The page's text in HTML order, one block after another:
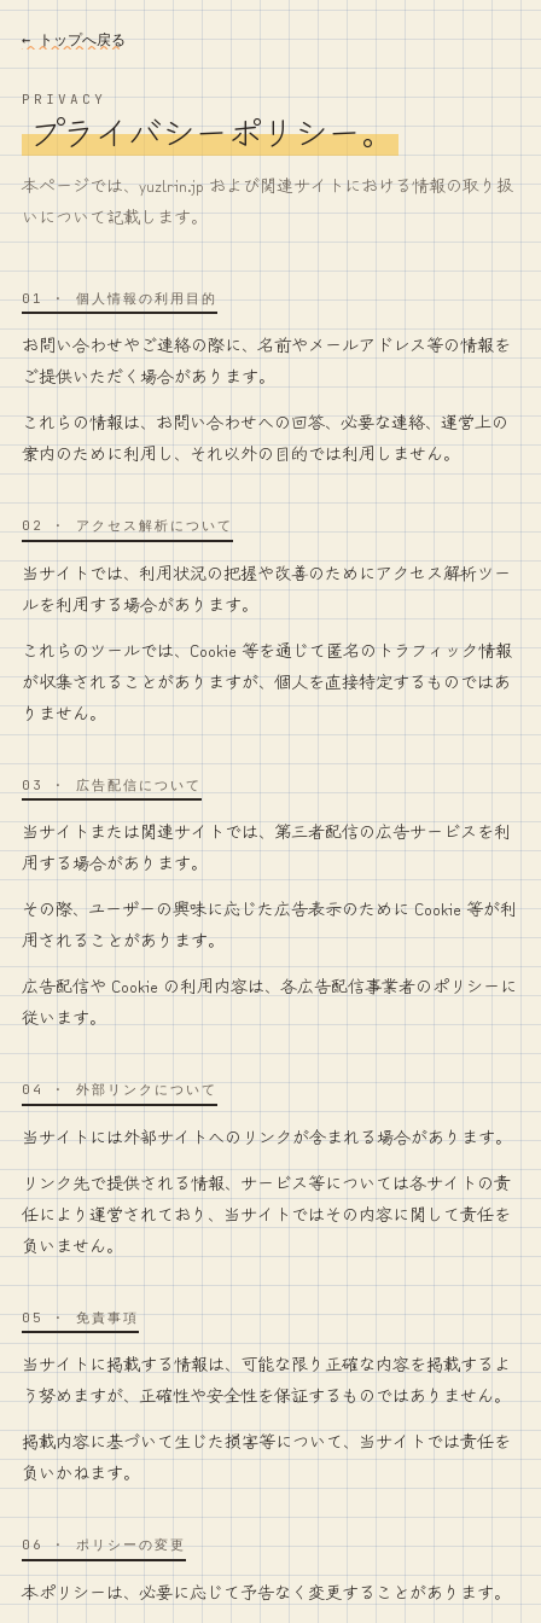
← トップへ戻る
PRIVACY
プライバシーポリシー。
本ページでは、yuzlrin.jp および関連サイトにおける情報の取り扱
いについて記載します。
01·個人情報の利用目的
お問い合わせやご連絡の際に、名前やメールアドレス等の情報を
ご提供いただく場合があります。
これらの情報は、お問い合わせへの回答、必要な連絡、運営上の
案内のために利用し、それ以外の目的では利用しません。
02 · アクセス解析について
当サイトでは、利用状況の把握や改善のためにアクセス解析ツー
ルを利用する場合があります。
これらのツールでは、Cookie 等を通じて匿名のトラフィック情報
が収集されることがありますが、個人を直接特定するものではあ
りません。
03 · 広告配信について
当サイトまたは関連サイトでは、第三者配信の広告サービスを利
用する場合があります。
その際、ユーザーの興味に応じた広告表示のために Cookie 等が利
用されることがあります。
広告配信や Cookie の利用内容は、各広告配信事業者のポリシーに
従います。
04 · 外部リンクについて
当サイトには外部サイトへのリンクが含まれる場合があります。
リンク先で提供される情報、サービス等については各サイトの責
任により運営されており、当サイトではその内容に関して責任を
負いません。
05·免責事項
当サイトに掲載する情報は、可能な限り正確な内容を掲載するよ
う努めますが、正確性や安全性を保証するものではありません。
掲載内容に基づいて生じた損害等について、当サイトでは責任を
負いかねます。
06·ポリシーの変更
本ポリシーは、必要に応じて予告なく変更することがあります。